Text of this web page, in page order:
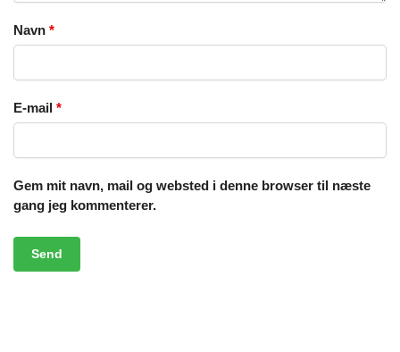
Navn *
E-mail *
Gem mit navn, mail og websted i denne browser til næste
gang jeg kommenterer.